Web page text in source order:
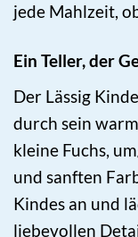
jede Mahlzeit,
Ein Teller, der
Der Lässig
durch sein
kleine Fuchs,
und sanften
Kindes an und
liebevollen